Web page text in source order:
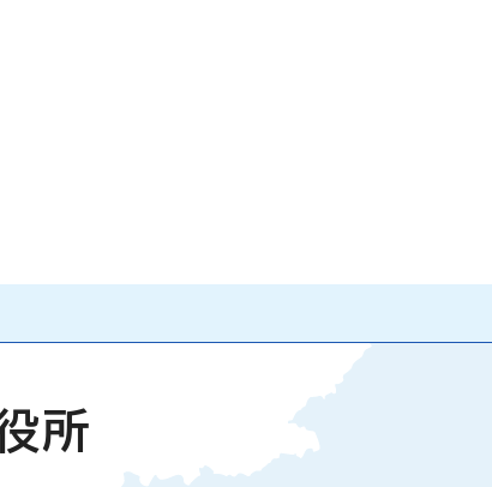
所